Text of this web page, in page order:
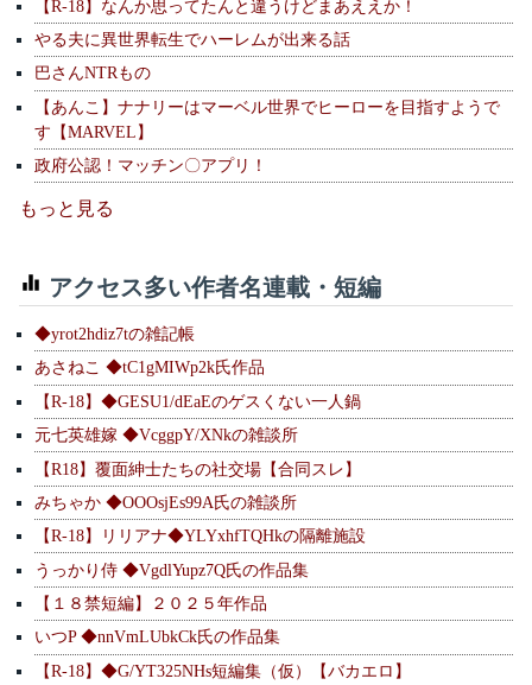
【R-18】なんか思ってたんと違うけどまあええか！
やる夫に異世界転生でハーレムが出来る話
巴さんNTRもの
【あんこ】ナナリーはマーベル世界でヒーローを目指すようで
す【MARVEL】
政府公認！マッチン〇アプリ！
もっと見る
アクセス多い作者名連載・短編
◆yrot2hdiz7tの雑記帳
あさねこ ◆tC1gMIWp2k氏作品
【R-18】◆GESU1/dEaEのゲスくない一人鍋
元七英雄嫁 ◆VcggpY/XNkの雑談所
【R18】覆面紳士たちの社交場【合同スレ】
みちゃか ◆OOOsjEs99A氏の雑談所
【R-18】リリアナ◆YLYxhfTQHkの隔離施設
うっかり侍 ◆VgdlYupz7Q氏の作品集
【１８禁短編】２０２５年作品
いつP ◆nnVmLUbkCk氏の作品集
【R-18】◆G/YT325NHs短編集（仮）【バカエロ】